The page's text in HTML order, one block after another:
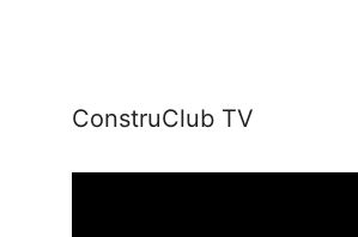
ConstruClub TV